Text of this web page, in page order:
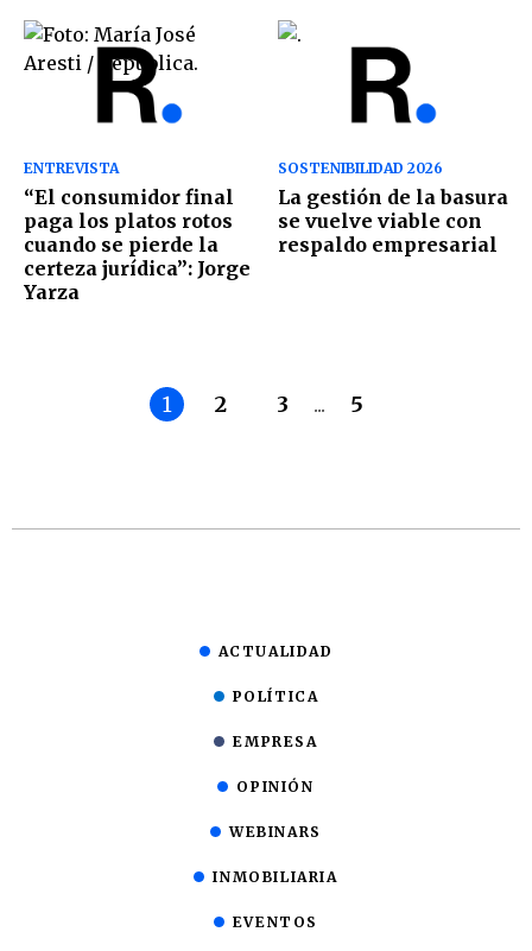
ENTREVISTA
“El consumidor final
paga los platos rotos
cuando se pierde la
certeza jurídica”: Jorge
Yarza
SOSTENIBILIDAD 2026
La gestión de la basura
se vuelve viable con
respaldo empresarial
1 2 3 ... 5
ACTUALIDAD
POLÍTICA
EMPRESA
OPINIÓN
WEBINARS
INMOBILIARIA
EVENTOS